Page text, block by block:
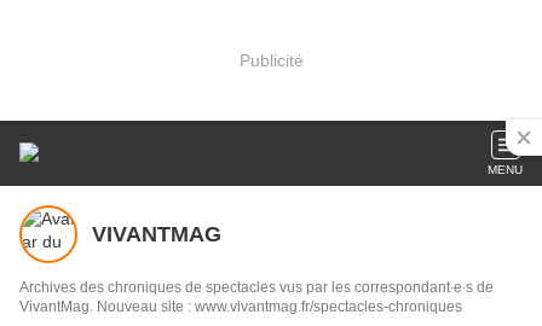
Publicité
MENU
VIVANTMAG
Archives des chroniques de spectacles vus par les correspondant∙e∙s de
VivantMag. Nouveau site : www.vivantmag.fr/spectacles-chroniques